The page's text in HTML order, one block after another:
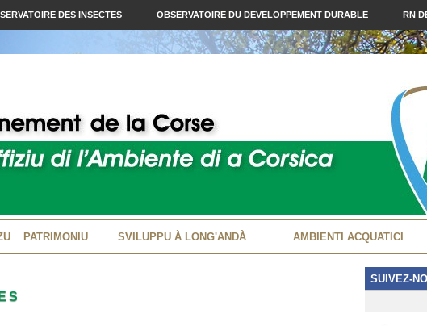
DES INSECTES OBSERVATOIRE DU DEVELOPPEMENT DURABLE RN
PATRIMONIU SVILUPPU À LONG'ANDÀ AMBIENTI ACQUATICI
SUIVEZ-